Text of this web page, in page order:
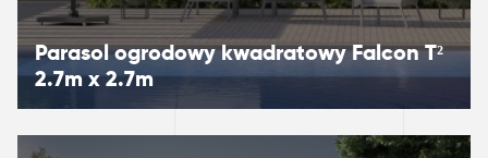
Parasol ogrodowy kwadratowy ​​​​​​Falcon T²
2.7m x 2.7m